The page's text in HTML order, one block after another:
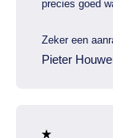
precies goed
Zeker een
Pieter